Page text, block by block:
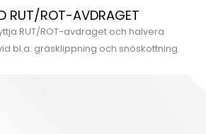
RUT/ROT-AVDRAGET
RUT/ROT-avdraget och halvera
bl.a. gräsklippning och snöskottning.